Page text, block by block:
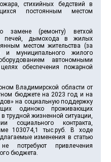
стихийных бедствий в
постоянным местом
замене (ремонту) ветхой
печей, дымохода в жилых
местом жительства (за
и муниципального жилого
автономными
обеспечения пожарной
Владимирской области от
бюджете на 2023 год и на
на социальную поддержку
одиноко проживающих
трудной жизненной ситуации,
контракта,
103074,1 тыс.руб. В ходе
изменения в статью
привлечения
бюджета.